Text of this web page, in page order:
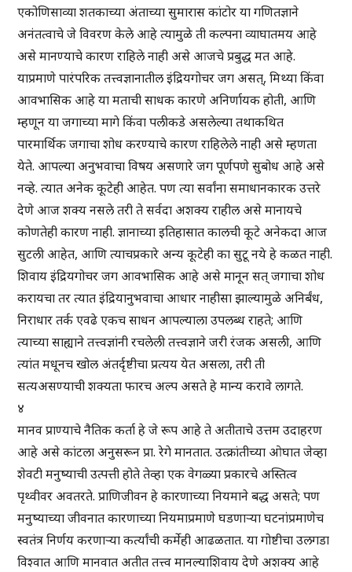
एकोणिसाव्या शतकाच्या अंताच्या सुमारास कांटोर या गणितज्ञाने
अनंतत्वाचे जे विवरण केले आहे त्यामुळे ती कल्पना व्याघातमय आहे
असे मानण्याचे कारण राहिले नाही असे आजचे प्रबुद्ध मत आहे.
याप्रमाणे पारंपरिक तत्त्वज्ञानातील इंद्रियगोचर जग असत्, मिथ्या किंवा
आवभासिक आहे या मताची साधक कारणे अनिर्णायक होती, आणि
म्हणून या जगाच्या मागे किंवा पलीकडे असलेल्या तथाकथित
पारमार्थिक जगाचा शोध करण्याचे कारण राहिलेले नाही असे म्हणता
येते. आपल्या अनुभवाचा विषय असणारे जग पूर्णपणे सुबोध आहे असे
नव्हे. त्यात अनेक कूटेही आहेत. पण त्या सर्वांना समाधानकारक उत्तरे
देणे आज शक्य नसले तरी ते सर्वदा अशक्य राहील असे मानायचे
कोणतेही कारण नाही. ज्ञानाच्या इतिहासात कालची कूटे अनेकदा आज
सुटली आहेत, आणि त्याचप्रकारे अन्य कूटेही का सुटू नये हे कळत नाही.
शिवाय इंद्रियगोचर जग आवभासिक आहे असे मानून सत् जगाचा शोध
करायचा तर त्यात इंद्रियानुभवाचा आधार नाहीसा झाल्यामुळे अनिर्बंध,
निराधार तर्क एवढे एकच साधन आपल्याला उपलब्ध राहते; आणि
त्याच्या साह्याने तत्त्वज्ञांनी रचलेली तत्त्वज्ञाने जरी रंजक असली, आणि
त्यांत मधूनच खोल अंतर्दृष्टीचा प्रत्यय येत असला, तरी ती
सत्यअसण्याची शक्यता फारच अल्प असते हे मान्य करावे लागते.
४
मानव प्राण्याचे नैतिक कर्ता हे जे रूप आहे ते अतीताचे उत्तम उदाहरण
आहे असे कांटला अनुसरून प्रा. रेगे मानतात. उत्क्रांतीच्या ओघात जेव्हा
शेवटी मनुष्याची उत्पत्ती होते तेव्हा एक वेगळ्या प्रकारचे अस्तित्व
पृथ्वीवर अवतरते. प्राणिजीवन हे कारणाच्या नियमाने बद्ध असते; पण
मनुष्याच्या जीवनात कारणाच्या नियमाप्रमाणे घडणार्‍या घटनांप्रमाणेच
स्वतंत्र निर्णय करणार्‍या कर्त्यांची कर्मेही आढळतात. या गोष्टीचा उलगडा
विश्वात आणि मानवात अतीत तत्त्व मानल्याशिवाय देणे अशक्य आहे